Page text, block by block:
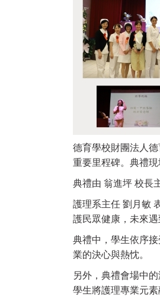
德育學校財團法人
重要里程碑。典禮
典禮由 翁進坪 校長
護理系主任 劉月敏
護民眾健康，未來遇
典禮中，學生依序
業的決心與熱忱。
另外，典禮會場中
學生將護理專業元